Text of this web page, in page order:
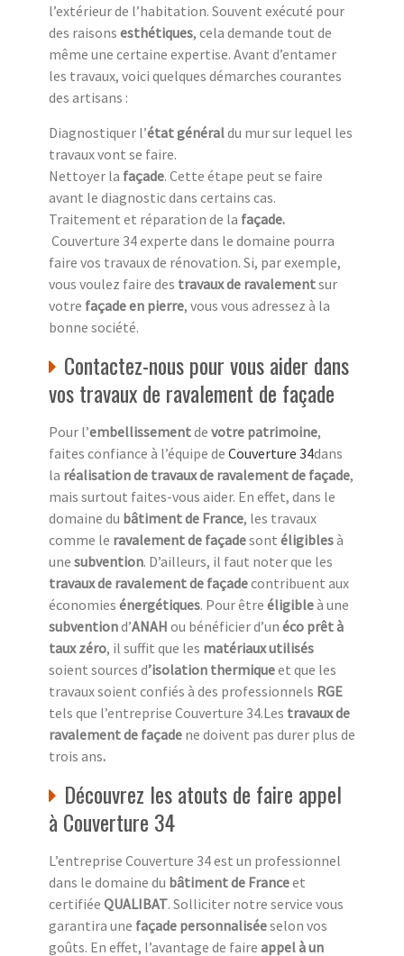
l’extérieur de l’habitation. Souvent exécuté pour
des raisons esthétiques, cela demande tout de
même une certaine expertise. Avant d’entamer
les travaux, voici quelques démarches courantes
des artisans :
Diagnostiquer l’état généraldu mur sur lequel les
travaux vont se faire.
Nettoyer la façade. Cette étape peut se faire
avant le diagnostic dans certains cas.
Traitement et réparation de la façade.
Couverture 34 experte dans le domaine pourra
faire vos travaux de rénovation. Si, par exemple,
vous voulez faire des travaux de ravalementsur
votre façade en pierre, vous vous adressez à la
bonne société.
Contactez-nous pour vous aider dans
vos travaux de ravalement de façade
Pour l’embellissementde votre patrimoine,
faites confiance à l’équipe de Couverture 34dans
la réalisation de travaux de ravalement de façade,
mais surtout faites-vous aider. En effet, dans le
domaine du bâtiment de France, les travaux
comme le ravalement de façadesont éligiblesà
une subvention. D’ailleurs, il faut noter que les
travaux de ravalement de façadecontribuent aux
économies énergétiques. Pour être éligibleà une
subventiond’ANAH ou bénéficier d’un éco prêt à
taux zéro, il suffit que les matériaux utilisés
soient sources d’isolation thermiqueet que les
travaux soient confiés à des professionnels RGE
tels que l’entreprise Couverture 34.Les travaux de
ravalement de façade ne doivent pas durer plus de
trois ans.
Découvrez les atouts de faire appel
à Couverture 34
L’entreprise Couverture 34 est un professionnel
dans le domaine du bâtiment de Franceet
certifiée QUALIBAT. Solliciter notre service vous
garantira une façade personnaliséeselon vos
goûts. En effet, l’avantage de faire appel à un